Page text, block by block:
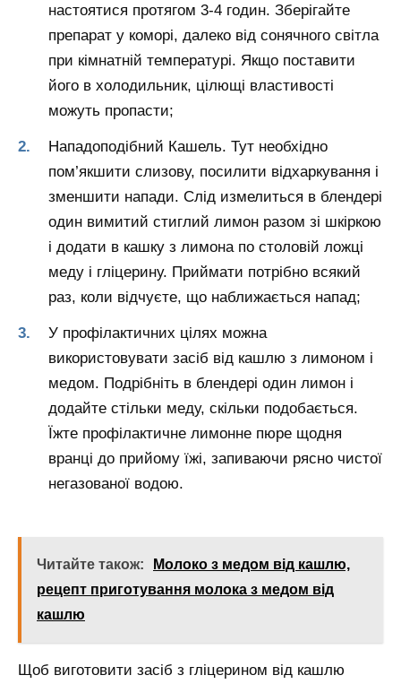
настоятися протягом 3-4 годин. Зберігайте
препарат у коморі, далеко від сонячного світла
при кімнатній температурі. Якщо поставити
його в холодильник, цілющі властивості
можуть пропасти;
Нападоподібний Кашель. Тут необхідно
пом’якшити слизову, посилити відхаркування і
зменшити напади. Слід измелиться в блендері
один вимитий стиглий лимон разом зі шкіркою
і додати в кашку з лимона по столовій ложці
меду і гліцерину. Приймати потрібно всякий
раз, коли відчуєте, що наближається напад;
У профілактичних цілях можна
використовувати засіб від кашлю з лимоном і
медом. Подрібніть в блендері один лимон і
додайте стільки меду, скільки подобається.
Їжте профілактичне лимонне пюре щодня
вранці до прийому їжі, запиваючи рясно чистої
негазованої водою.
Читайте також:
Молоко з медом від кашлю,
рецепт приготування молока з медом від
кашлю
Щоб виготовити засіб з гліцерином від кашлю